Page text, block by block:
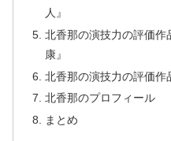
人』
北香那の演技力の評価
康』
北香那の演技力の評価作
北香那のプロフィール
まとめ